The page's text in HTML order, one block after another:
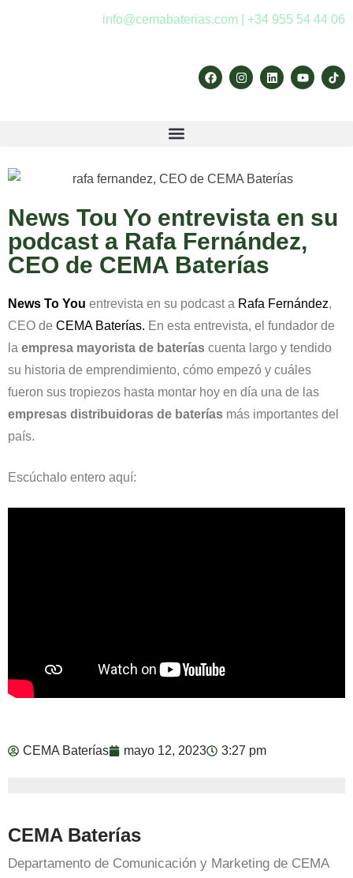
info@cemabaterias.com | +34 955 54 44 06
News Tou Yo entrevista en su
podcast a Rafa Fernández,
CEO de CEMA Baterías
News To You entrevista en su podcast a Rafa Fernández,
CEO de CEMA Baterías. En esta entrevista, el fundador de
la empresa mayorista de baterías cuenta largo y tendido
su historia de emprendimiento, cómo empezó y cuáles
fueron sus tropiezos hasta montar hoy en día una de las
empresas distribuidoras de baterías más importantes del
país.
Escúchalo entero aquí:
CEMA Baterías mayo 12, 2023 3:27 pm
CEMA Baterías
Departamento de Comunicación y Marketing de CEMA